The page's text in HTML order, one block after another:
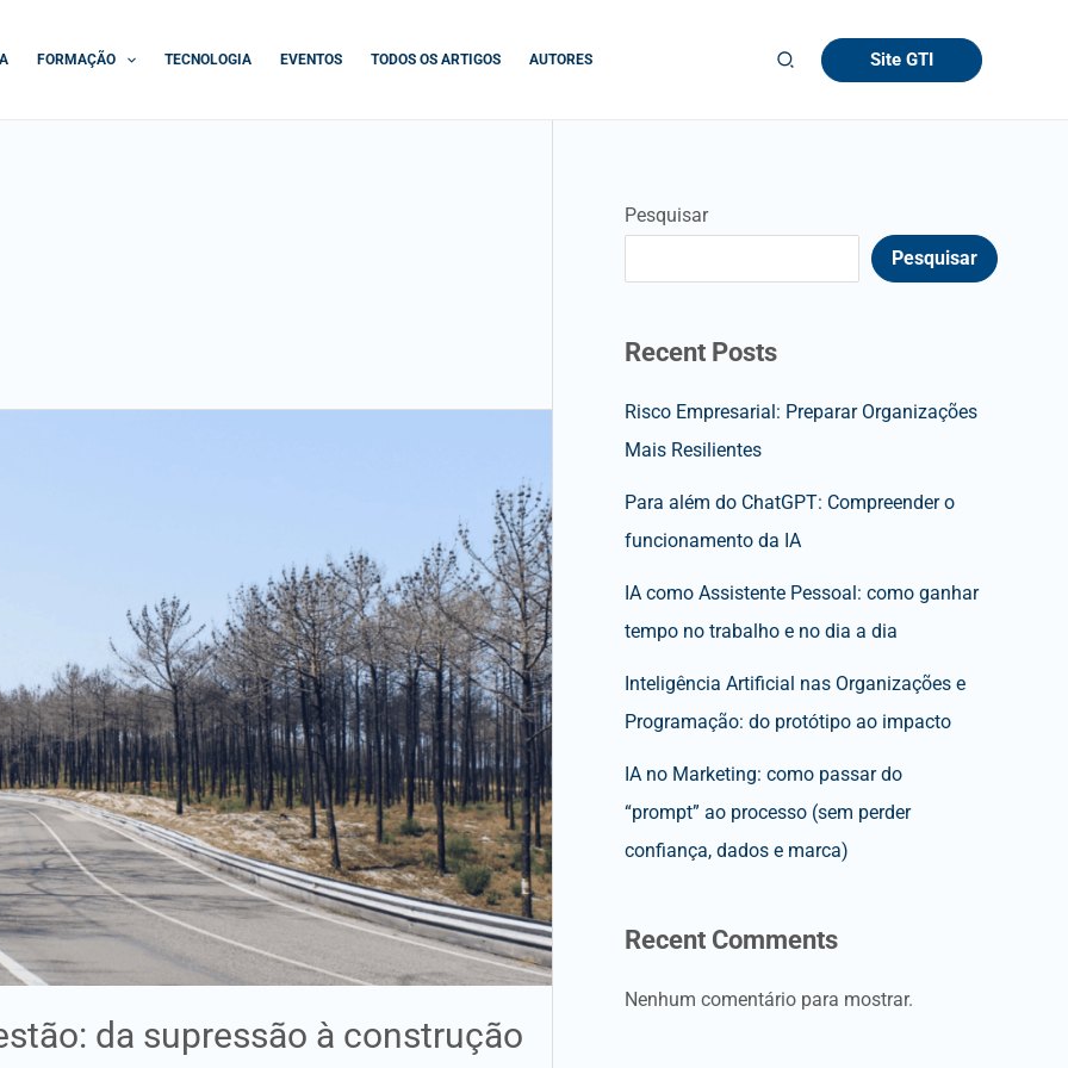
FORMAÇÃO TECNOLOGIA EVENTOS TODOS OS ARTIGOS AUTORES Site GTI
da supressão à construção
Pesquisar
Pesquisar
Recent Posts
Risco Empresarial: Preparar Organizações
Mais Resilientes
Para além do ChatGPT: Compreender o
funcionamento da IA
IA como Assistente Pessoal: como ganhar
tempo no trabalho e no dia a dia
Inteligência Artificial nas Organizações e
Programação: do protótipo ao impacto
IA no Marketing: como passar do
“prompt” ao processo (sem perder
confiança, dados e marca)
Recent Comments
Nenhum comentário para mostrar.